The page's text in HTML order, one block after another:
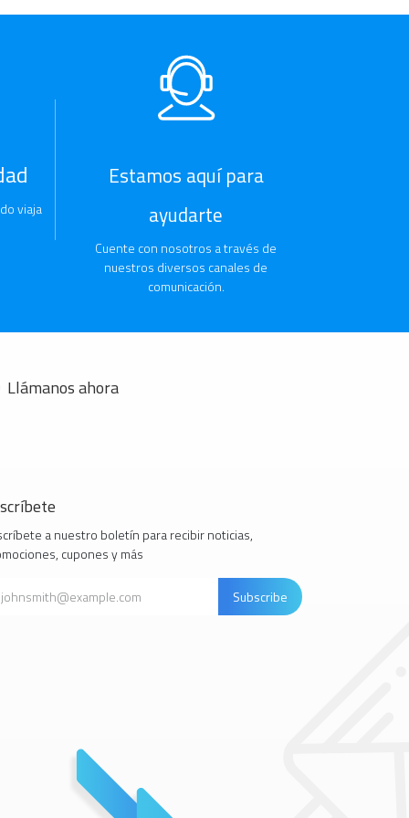
viaja
Estamos aquí para
ayudarte
Cuente con nosotros a través de
nuestros diversos canales de
comunicación.
Llámanos ahora
a nuestro boletín para recibir noticias,
cupones y más
Subscribe